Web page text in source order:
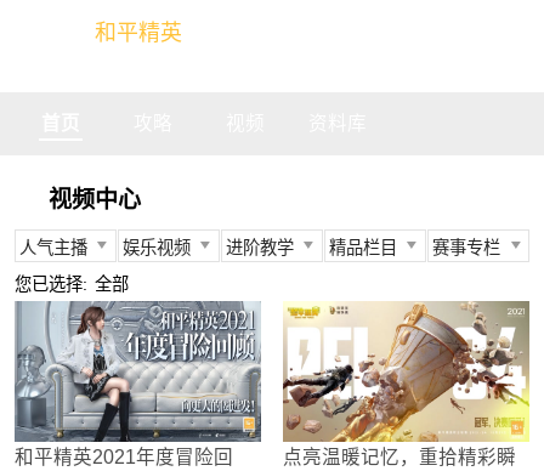
和平精英
视频中心
人气主播 娱乐视频 进阶教学 精品栏目 赛事专栏
所有
不求人
柔柔
难言
冬季
奇怪君
娱乐精英
情感电台
真人搞笑
带妹大作战
我的憨队友
身法教学
武器装备
资源分布
操作意识
刚枪技巧
官方视频
燃烧吧大局观
盒子有话说
快来扶我
作死鸽
PEC
PEL
TGA
PEGI
其他赛事
您已选择: 全部
和平精英2021年度冒险回
点亮温暖记忆，重拾精彩瞬